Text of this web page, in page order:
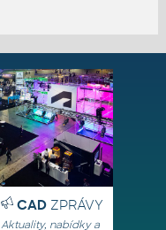
CADZPRÁVY
Aktuality, nabídky a